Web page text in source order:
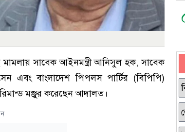
সাবেক আইনমন্ত্রী আনিসুল হক, সাবেক
এবং বাংলাদেশ পিপলস পার্টির (বিপিপি)
রিমান্ড মঞ্জুর করেছেন আদালত।